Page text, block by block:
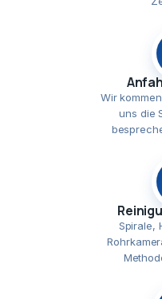
Wir
uns die
Spirale,